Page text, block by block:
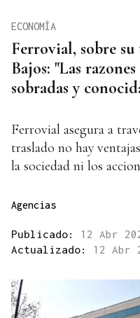
Ferrovial, sobre su
Bajos: "Las
sobradas y
ECONOMÍA
Ferrovial asegura a
traslado no hay
la sociedad ni los
Agencias
Publicado: 12 Abr
Actualizado: 12 Abr